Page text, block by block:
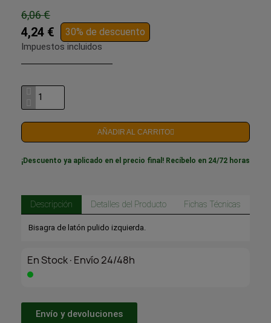
6,06 €
4,24 € 30% de descuento
Impuestos incluidos
AÑADIR AL CARRITO
¡Descuento ya aplicado en el precio final! Recíbelo en 24/72 horas
Descripción Detalles del Producto Fichas Técnicas
Bisagra de latón pulido izquierda.
En Stock·Envío 24/48h
Envío y devoluciones